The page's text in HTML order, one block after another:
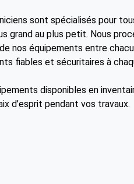
sont spécialisés pour
grand au plus petit. Nous
nos équipements entre
fiables et sécuritaires à
disponibles en
d’esprit pendant vos travaux.